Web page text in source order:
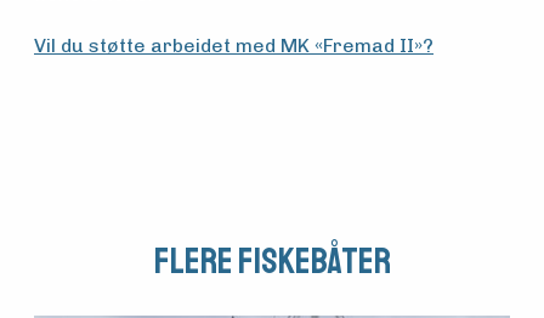
Vil du støtte arbeidet med MK «Fremad II»?
Flere fiskebåter